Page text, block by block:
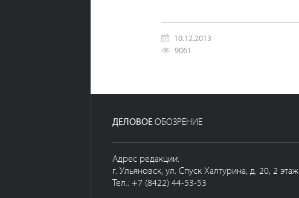
10.12.2013
9061
ДЕЛОВОЕОБОЗРЕНИЕ
Адрес редакции:
г. Ульяновск, ул. Спуск Халтурина, д. 20, 2 этаж
Тел.: +7 (8422) 44-53-53